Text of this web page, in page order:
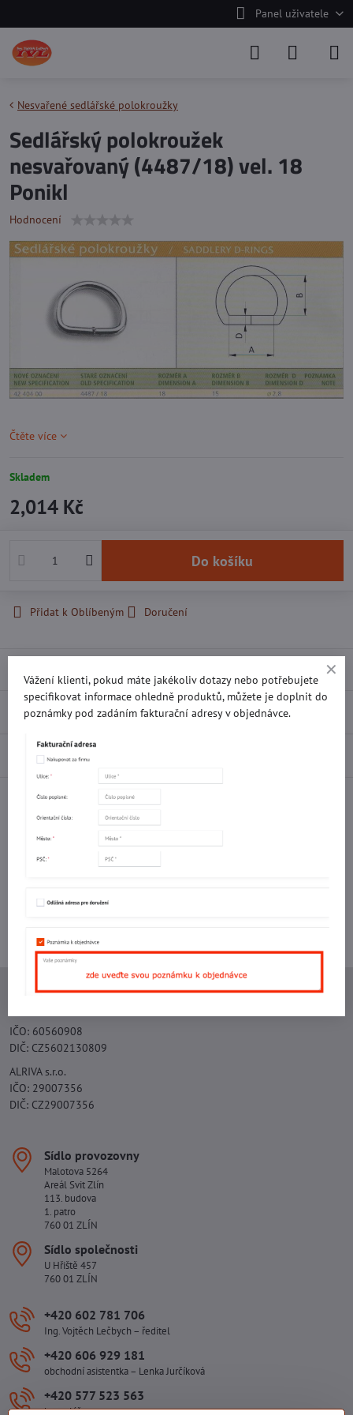
Panel uživatele
Nesvařené sedlářské polokroužky
Sedlářský polokroužek
nesvařovaný (4487/18) vel. 18
Ponikl
Hodnocení
Čtěte více
Skladem
2,014 Kč
Do košíku
Přidat k Oblíbeným Doručení
Recenze 0
Diskuse 0
Potřebujete poradit s objednávkou?
Ing. Vojtěch Lečbych - IVL
IČO: 60560908
DIČ: CZ5602130809
ALRIVA s.r.o.
IČO: 29007356
DIČ: CZ29007356
Sídlo provozovny
Malotova 5264
Areál Svit Zlín
113. budova
1. patro
760 01 ZLÍN
Sídlo společnosti
U Hřiště 457
760 01 ZLÍN
+420 602 781 706
Ing. Vojtěch Lečbych – ředitel
+420 606 929 181
obchodní asistentka – Lenka Jurčíková
+420 577 523 563
kancelář
Vážení klienti, pokud máte jakékoliv dotazy nebo potřebujete
specifikovat informace ohledně produktů, můžete je doplnit do
poznámky pod zadáním fakturační adresy v objednávce.